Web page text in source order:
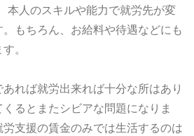
本人のスキルや能力で就労先が変
もちろん、お給料や待遇などにも
。
れば就労出来れば十分な所はあり
くるとまたシビアな問題になりま
労支援の賃金のみでは生活するのは